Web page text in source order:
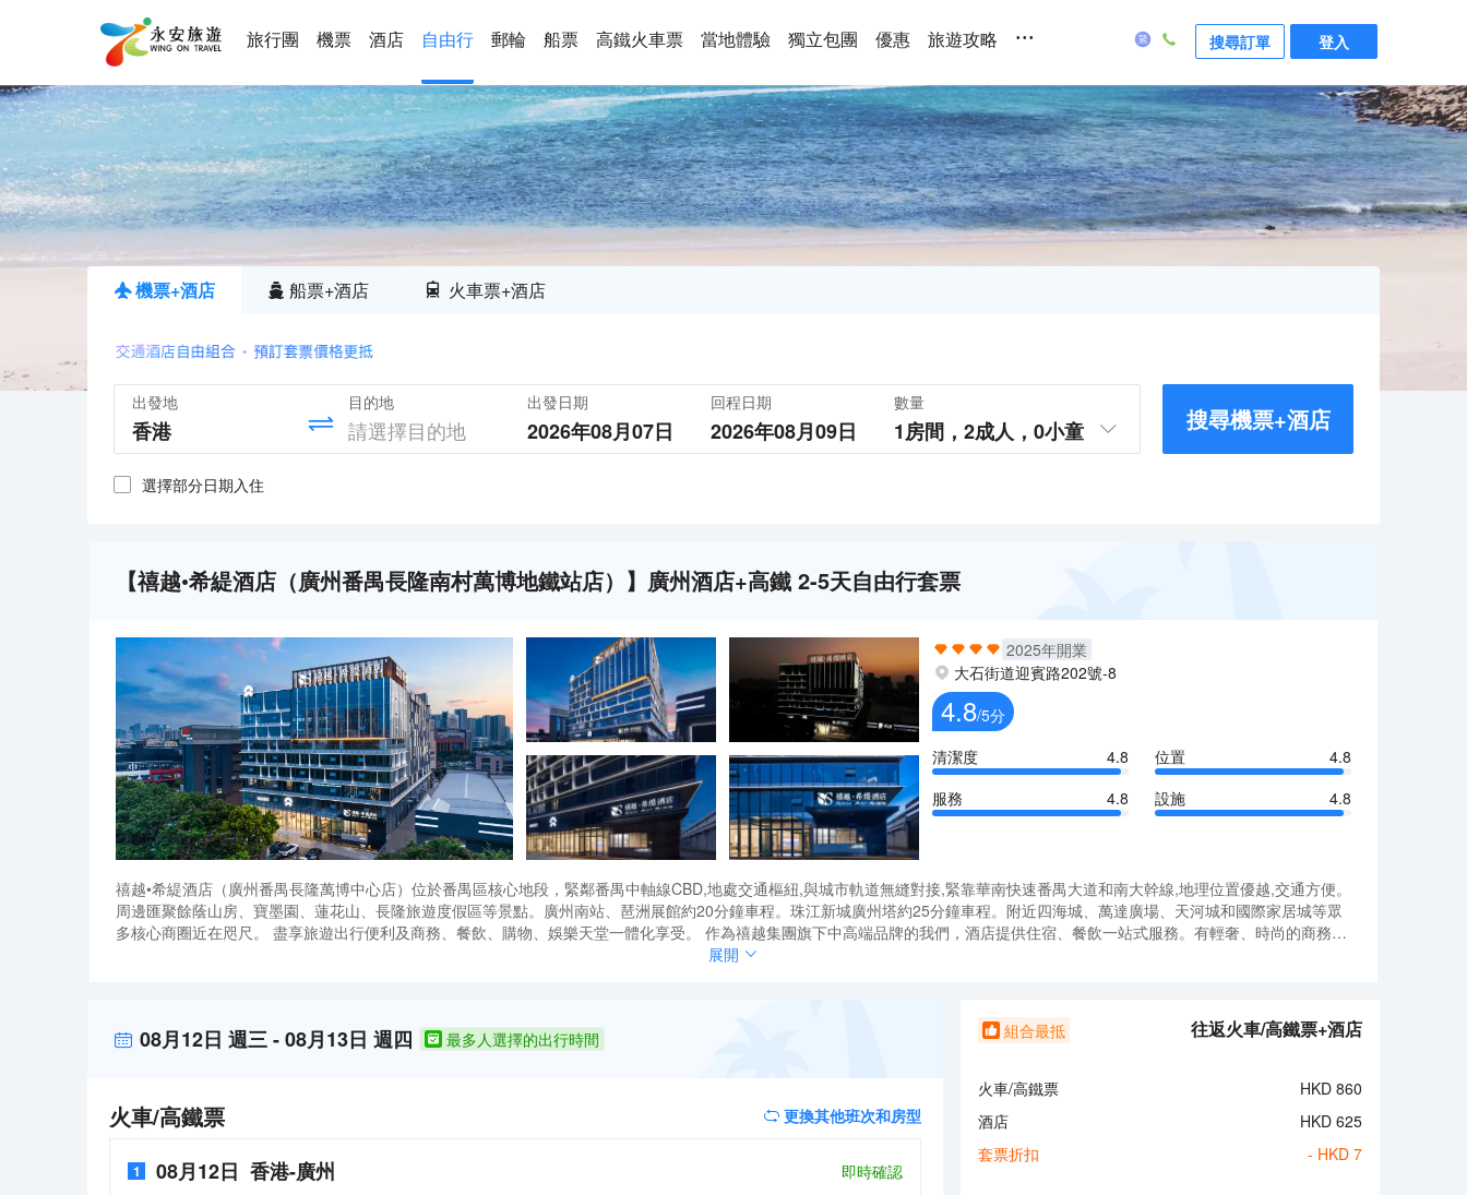
旅行團 機票 酒店 自由行 郵輪 船票 高鐵火車票 當地體驗 獨立包團 優惠 旅遊攻略 ... 搜尋訂單 登入
機票+酒店 船票+酒店 火車票+酒店
出發地 目的地 出發日期
2026年08月07日
回程日期
2026年08月09日
數量
1房間， 2成人， 0小童 搜尋機票+酒店
選擇部分日期入住
【禧越•希緹酒店（廣州番禺長隆南村萬博地鐵站店）】廣州酒店+高鐵 2-5天自由行套票
2025年開業
大石街道迎賓路202號-8
4.8/5分
清潔度
4.8 位置
4.8
服務
4.8 設施 4.8
禧越•希緹酒店（廣州番禺長隆萬博中心店）位於番禺區核心地段，緊鄰番禺中軸線CBD,地處交通樞紐,與城市軌道無縫對接,緊靠華南快速番禺大道和南大幹線,地理位置優越,交通方便。
周邊匯聚餘蔭山房、寶墨園、蓮花山、長隆旅遊度假區等景點。廣州南站、琶洲展館約20分鐘車程。珠江新城廣州塔約25分鐘車程。附近四海城、萬達廣場、天河城和國際家居城等眾
多核心商圈近在咫尺。 盡享旅遊出行便利及商務、餐飲、購物、娛樂天堂一體化享受。 作為禧越集團旗下中高端品牌的我們，酒店提供住宿、餐飲一站式服務。有輕奢、時尚的商務客
房、自助早餐。所有房間都配有空調設備，電視（可投屏），電話等，酒店內配套免費健身房、洗衣房、停車場、行李寄存、旅遊票務及接機服務，入住期間,您能享受全程管家式24H
禧越•希緹酒店（廣州番禺長隆萬博中心店）位於番禺區核心地段，緊鄰番禺中軸線CBD,地處交通樞紐,與城市軌道無縫對接,緊靠華南快速番禺大道和南大幹線,地理位置優越,交通方便。
房、自助早餐。所有房間都配有空調設備，電視（可投屏），電話等，酒店內配套免費健身房、洗衣房、停車場、行李寄存、旅遊票務及接機服務，入住期間,您能享受全程管家式24H
服務，貼心保障賓客體驗。 作為番禺區標誌性商務度假酒店，酒店以現代設計風格與完善設施為核心競爭力，融合“商務+休閒”雙重定位，既滿足會展客羣的效率需求，又為家庭遊客提
展開
08月12日 週三-08月13日 週四 最多人選擇的出行時間
火車/高鐵票 更換其他班次和房型
1 08月12日 香港-廣州 即時確認
組合最抵 往返火車/高鐵票+酒店
火車/高鐵票 HKD 860
酒店
HKD 625
套票折扣
- HKD 7